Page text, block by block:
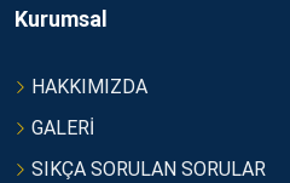
Kurumsal
HAKKIMIZDA
GALERİ
SIKÇA SORULAN SORULAR